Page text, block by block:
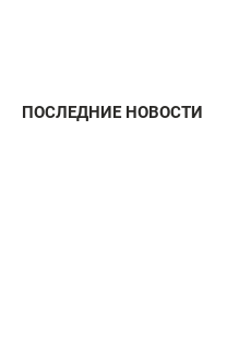
ПОСЛЕДНИЕ НОВОСТИ